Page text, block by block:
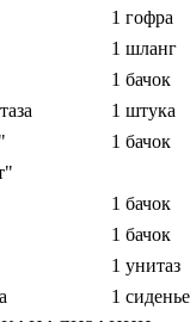
1 гофра
1 шланг
1 бачок
1 штука
1 бачок
1 бачок
1 бачок
1 унитаз
1 сиденье